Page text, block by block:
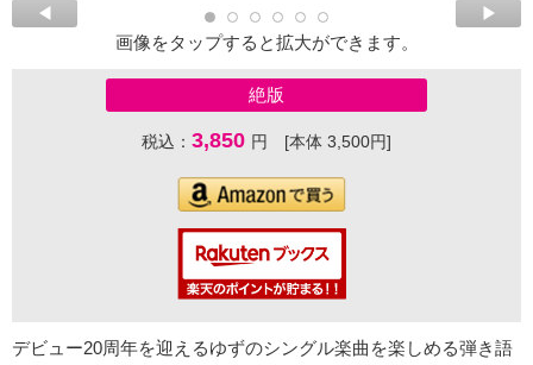
画像をタップすると拡大ができます。
絶版
税込： 3,850 円 [本体 3,500円]
デビュー20周年を迎えるゆずのシングル楽曲を楽しめる弾き語